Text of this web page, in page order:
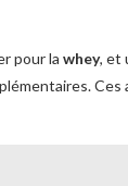
pour la whey, et
Ces